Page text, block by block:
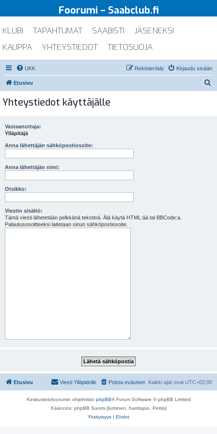
Foorumi – Saabclub.fi
KLUBI TAPAHTUMAT SAABISTI
JÄSENEKSI
KAUPPA
YHTEYSTIEDOT TIETOSUOJA
UKK Kirjaudu sisään
Rekisteröidy
Etusivu
Yhteystiedot käyttäjälle
Vastaanottaja:
Ylläpitäjä
Anna lähettäjän sähköpostiosoite:
Anna lähettäjän nimi:
Otsikko:
Viestin sisältö:
Tämä viesti lähetetään pelkkänä tekstinä. Älä käytä HTML:ää tai BBCode:a.
Palautusosoitteeksi laitetaan sinun sähköpostiosoite.
Etusivu Kaikki ajat ovat UTC+02:00
Poista evästeet
Viesti Ylläpidolle
Keskustelufoorumin ohjelmisto phpBB® Forum Software © phpBB Limited
Käännös: phpBB Suomi (lurttinen, harritapio, Pettis)
Yksityisyys | Ehdot